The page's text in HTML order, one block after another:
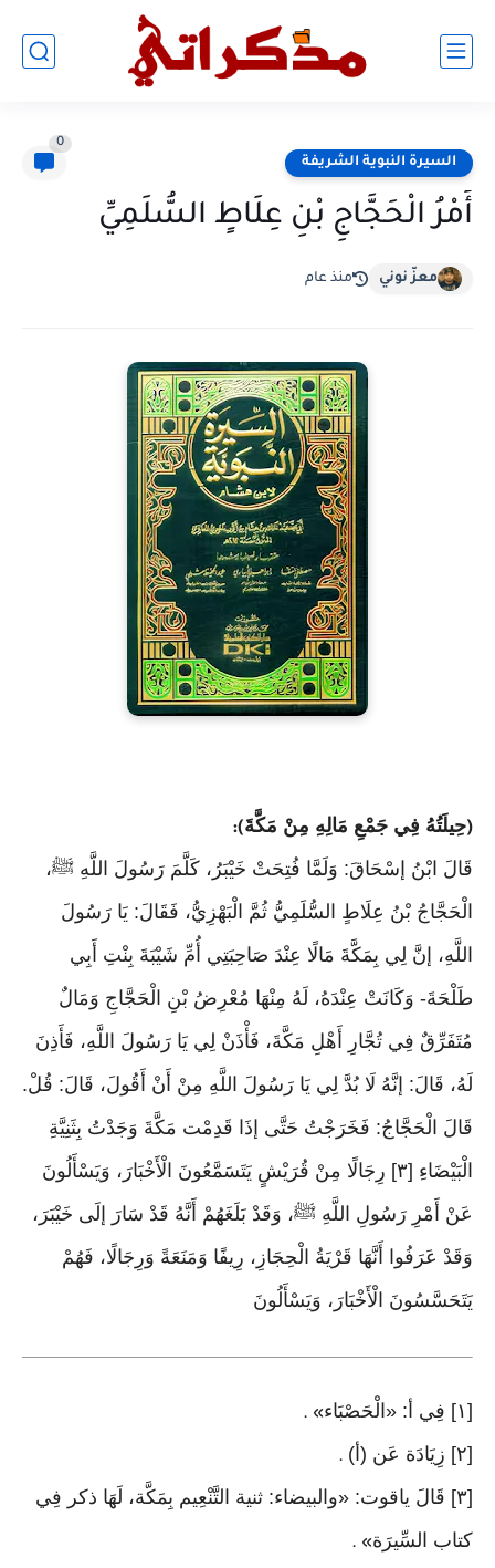
السيرة النبوية الشريفة
0
أَمْرُ الْحَجَّاجِ بْنِ عِلَاطٍ السُّلَمِيِّ
معزّ نوني منذ عام
(حِيلَتُهُ فِي جَمْعِ مَالِهِ مِنْ مَكَّةَ):
قَالَ ابْنُ إسْحَاقَ: وَلَمَّا فُتِحَتْ خَيْبَرُ، كَلَّمَ رَسُولَ اللَّهِ ﷺ،
الْحَجَّاجُ بْنُ عِلَاطٍ السُّلَمِيُّ ثُمَّ الْبَهْزِيُّ، فَقَالَ: يَا رَسُولَ
اللَّهِ، إنَّ لِي بِمَكَّةَ مَالًا عِنْدَ صَاحِبَتِي أُمِّ شَيْبَةَ بِنْتِ أَبِي
طَلْحَةَ- وَكَانَتْ عِنْدَهُ، لَهُ مِنْهَا مُعْرِضُ بْنِ الْحَجَّاجِ وَمَالٌ
مُتَفَرِّقٌ فِي تُجَّارِ أَهْلِ مَكَّةَ، فَأْذَنْ لِي يَا رَسُولَ اللَّهِ، فَأَذِنَ
لَهُ، قَالَ: إنَّهُ لَا بُدَّ لِي يَا رَسُولَ اللَّهِ مِنْ أَنْ أَقُولَ، قَالَ: قُلْ.
قَالَ الْحَجَّاجُ: فَخَرَجْتُ حَتَّى إذَا قَدِمْت مَكَّةَ وَجَدْتُ بِثَنِيَّةِ
الْبَيْضَاءِ [٣] رِجَالًا مِنْ قُرَيْشٍ يَتَسَمَّعُونَ الْأَخْبَارَ، وَيَسْأَلُونَ
عَنْ أَمْرِ رَسُولِ اللَّهِ ﷺ، وَقَدْ بَلَغَهُمْ أَنَّهُ قَدْ سَارَ إلَى خَيْبَرَ،
وَقَدْ عَرَفُوا أَنَّهَا قَرْيَةُ الْحِجَازِ، رِيفًا وَمَنَعَةً وَرِجَالًا، فَهُمْ
يَتَحَسَّسُونَ الْأَخْبَارَ، وَيَسْأَلُونَ
[١] فِي أ: «الْحَصْبَاء » .
[٢] زِيَادَة عَن (أ) .
[٣] قَالَ ياقوت: «والبيضاء: ثنية التَّنْعِيم بِمَكَّة، لَهَا ذكر فِي
كتاب السِّيرَة» .